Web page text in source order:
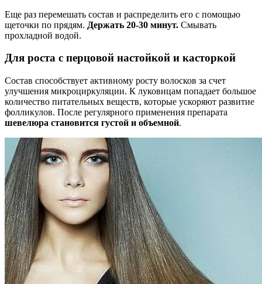
Еще раз перемешать состав и распределить его с помощью
щеточки по прядям. Держать 20-30 минут. Смывать
прохладной водой.
Для роста с перцовой настойкой и касторкой
Состав способствует активному росту волосков за счет
улучшения микроциркуляции. К луковицам попадает большое
количество питательных веществ, которые ускоряют развитие
фолликулов. После регулярного применения препарата
шевелюра становится густой и объемной.